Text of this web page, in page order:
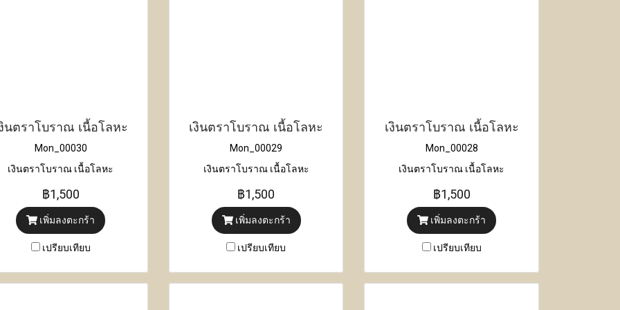
นตราโบราณ เนื้อโลหะ
Mon_00030
เงินตราโบราณ เนื้อโลหะ
฿1,500
เพิ่มลงตะกร้า
เปรียบเทียบ
เงินตราโบราณ เนื้อโลหะ
Mon_00029
เงินตราโบราณ เนื้อโลหะ
฿1,500
เพิ่มลงตะกร้า
เปรียบเทียบ
เงินตราโบราณ เนื้อโลหะ
Mon_00028
เงินตราโบราณ เนื้อโลหะ
฿1,500
เพิ่มลงตะกร้า
เปรียบเทียบ